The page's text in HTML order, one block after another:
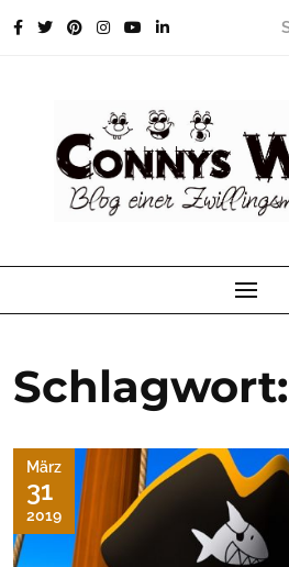
Schlagwort:
März
31
2019